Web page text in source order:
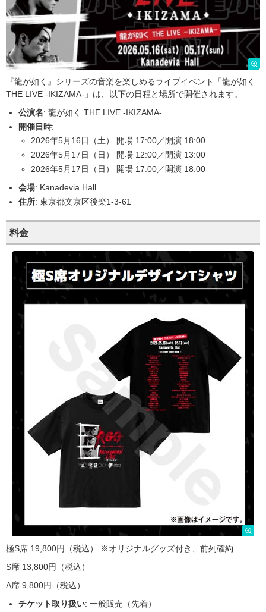
『龍が如く』シリーズの音楽を楽しめるライブイベント「龍が如く
THE LIVE -IKIZAMA-」は、以下の日程と場所で開催されます。
公演名: 龍が如く THE LIVE -IKIZAMA-
開催日時:
2026年5月16日（土） 開場 17:00／開演 18:00
2026年5月17日（日） 開場 12:00／開演 13:00
2026年5月17日（日） 開場 17:00／開演 18:00
会場: Kanadevia Hall
住所: 東京都文京区後楽1-3-61
料金
極S席 19,800円（税込） ※オリジナルグッズ付き、前列確約
S席 13,800円（税込）
A席 9,800円（税込）
チケット取り扱い: 一般販売（先着）